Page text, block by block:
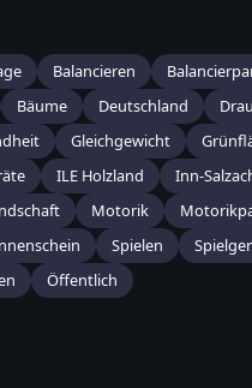
Balancieren
Bäume Deutschland
Gleichgewicht
ILE Holzland Inn-
Motorik
Spielen
Öffentlich